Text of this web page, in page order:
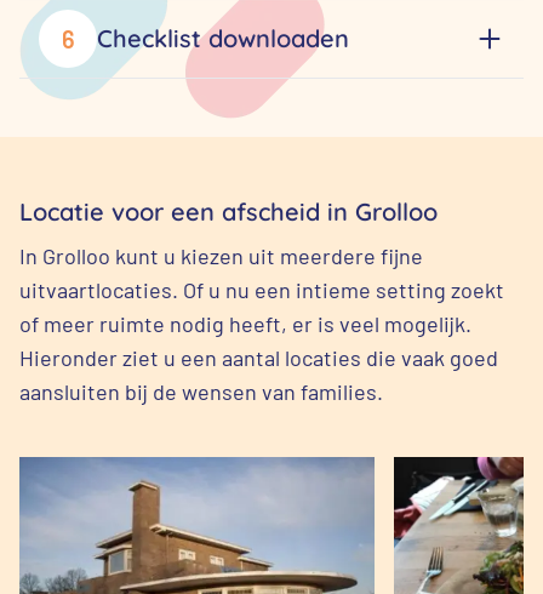
6 Checklist downloaden
Locatie voor een afscheid in Grolloo
In Grolloo kunt u kiezen uit meerdere fijne
uitvaartlocaties. Of u nu een intieme setting zoekt
of meer ruimte nodig heeft, er is veel mogelijk.
Hieronder ziet u een aantal locaties die vaak goed
aansluiten bij de wensen van families.